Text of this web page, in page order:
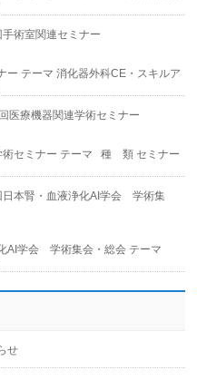
術室関連セミナー
ー テーマ 消化器外科CE・スキルア
医療機器関連学術セミナー
術セミナー テーマ 種 類 セミナー
日本腎・血液浄化AI学会 学術集
AI学会 学術集会・総会 テーマ
せ